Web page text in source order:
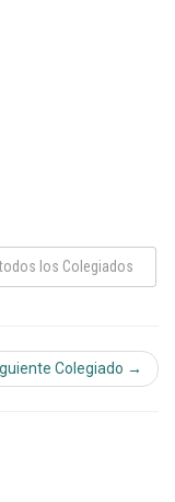
los Colegiados
Colegiado →